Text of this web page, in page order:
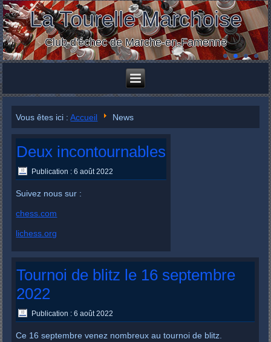
La Tourelle Marchoise
Club d'échec de Marche-en-Famenne
Vous êtes ici :Accueil News
Deux incontournables
Publication : 6 août 2022
Suivez nous sur :
chess.com
lichess.org
Tournoi de blitz le 16 septembre
2022
Publication : 6 août 2022
Ce 16 septembre venez nombreux au tournoi de blitz.